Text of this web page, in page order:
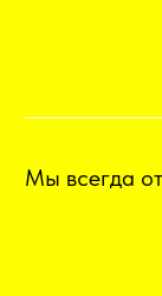
Мы всегда